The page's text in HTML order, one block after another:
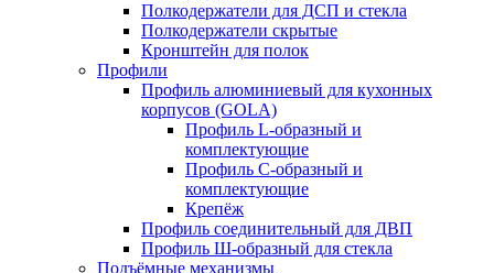
Полкодержатели для ДСП и стекла
Полкодержатели скрытые
Кронштейн для полок
Профили
Профиль алюминиевый для кухонных
корпусов (GOLA)
Профиль L-образный и
комплектующие
Профиль C-образный и
комплектующие
Крепёж
Профиль соединительный для ДВП
Профиль Ш-образный для стекла
Подъёмные механизмы